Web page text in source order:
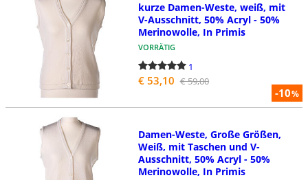
-10%
kurze Damen-Weste, weiß, mit
V-Ausschnitt, 50% Acryl - 50%
Merinowolle, In Primis
VORRÄTIG
1
€ 53,10 € 59,00
Damen-Weste, Große Größen,
Weiß, mit Taschen und V-
Ausschnitt, 50% Acryl - 50%
Merinowolle, In Primis